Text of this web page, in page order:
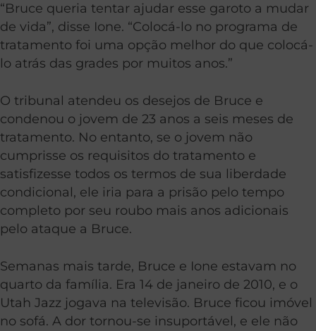
“Bruce queria tentar ajudar esse garoto a mudar
de vida”, disse Ione. “Colocá-lo no programa de
tratamento foi uma opção melhor do que colocá-
lo atrás das grades por muitos anos.”
O tribunal atendeu os desejos de Bruce e
condenou o jovem de 23 anos a seis meses de
tratamento. No entanto, se o jovem não
cumprisse os requisitos do tratamento e
satisfizesse todos os termos de sua liberdade
condicional, ele iria para a prisão pelo tempo
completo por seu roubo mais anos adicionais
pelo ataque a Bruce.
Semanas mais tarde, Bruce e Ione estavam no
quarto da família. Era 14 de janeiro de 2010, e o
Utah Jazz jogava na televisão. Bruce ficou imóvel
no sofá. A dor tornou-se insuportável, e ele não